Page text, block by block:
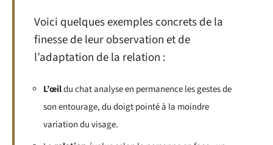
Voici quelques exemples concrets de la
finesse de leur observation et de
l’adaptation de la relation :
L’œildu chat analyse en permanence les gestes de
son entourage, du doigt pointé à la moindre
variation du visage.